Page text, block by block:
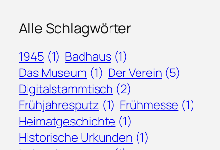
Alle Schlagwörter
1945 (1) Badhaus (1)
Das Museum (1) Der Verein (5)
Digitalstammtisch (2)
Frühjahresputz (1) Frühmesse (1)
Heimatgeschichte (1)
Historische Urkunden (1)